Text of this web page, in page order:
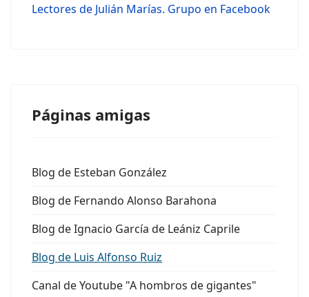
Lectores de Julián Marías. Grupo en Facebook
Páginas amigas
Blog de Esteban González
Blog de Fernando Alonso Barahona
Blog de Ignacio García de Leániz Caprile
Blog de Luis Alfonso Ruiz
Canal de Youtube "A hombros de gigantes"